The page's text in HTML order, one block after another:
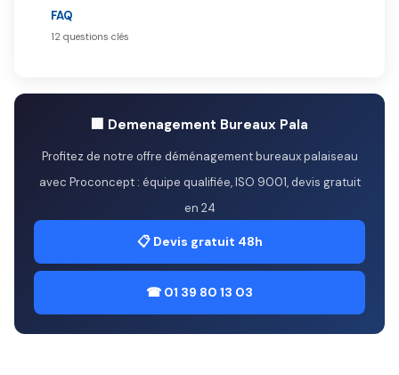
FAQ
12 questions clés
🏢 Demenagement Bureaux Pala
Profitez de notre offre déménagement bureaux palaiseau
avec Proconcept : équipe qualifiée, ISO 9001, devis gratuit
en 24
📋 Devis gratuit 48h
☎ 01 39 80 13 03